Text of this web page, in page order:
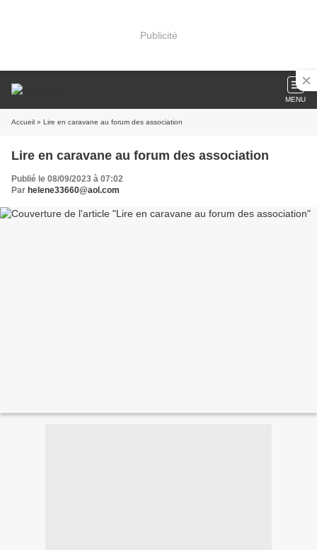
Publicité
MENU
Accueil » Lire en caravane au forum des association
Lire en caravane au forum des association
Publié le 08/09/2023 à 07:02
Par helene33660@aol.com